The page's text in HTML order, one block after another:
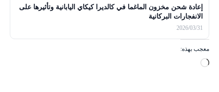
إعادة شحن مخزون الماغما في كالديرا كيكاي اليابانية وتأثيرها على
الانفجارات البركانية
2026/03/31
معجب بهذه:
ج